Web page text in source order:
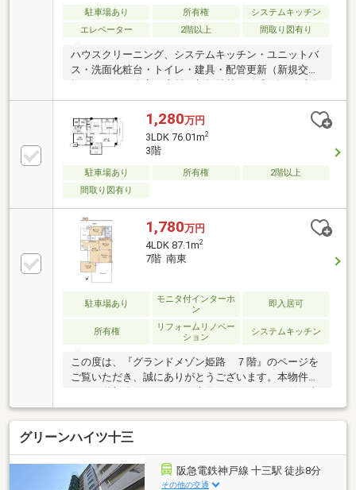
駐車場あり 所有権
システムキッチン
エレベーター
2階以上 間取り図有り
ハウスクリーニング、システムキッチン・ユニットバ
ス・洗面化粧台・トイレ・建具・配管更新（新規交
換）、クロス全室・床材（新規貼替） 令和8年8月上旬
リフォーム完成予定！
1,280万円
3LDK 76.01m2
3階
駐車場あり 所有権
2階以上
間取り図有り
1,780万円
4LDK 87.1m2
7階 南東
駐車場あり
モニタ付インターホ
ン
即入居可
所有権
リフォームリノベー
ション
システムキッチン
この度は、『グランドメゾン姫路 ７階』のページを
ご覧いただき、誠にありがとうございます。本物件
東側テラスにつき、明るく開放感があり、眺望良好な
お部屋です。令和４年１月リフォーム済です。リフォ
ーム内容は、下記です。ユニットバス交換、洗面化粧
台交換、LDK・洋室2室・廊下：床フローリング貼替、
壁・天井クロス貼替、などヤマダストアー新辻井店ま
で約170ｍ・徒歩3分、ローソン姫路西新在家店まで約
グリーンハイツ十三
阪急電鉄神戸線 十三駅 徒歩8分
その他の交通